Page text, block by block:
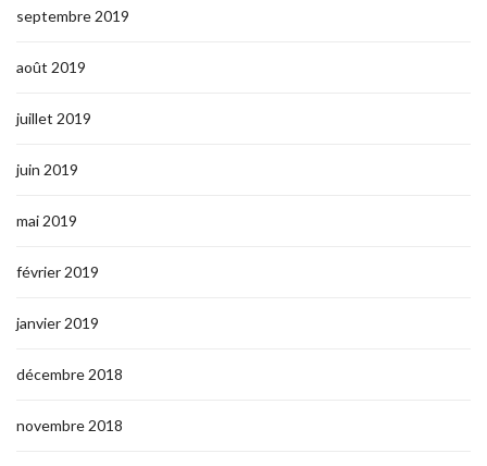
septembre 2019
août 2019
juillet 2019
juin 2019
mai 2019
février 2019
janvier 2019
décembre 2018
novembre 2018